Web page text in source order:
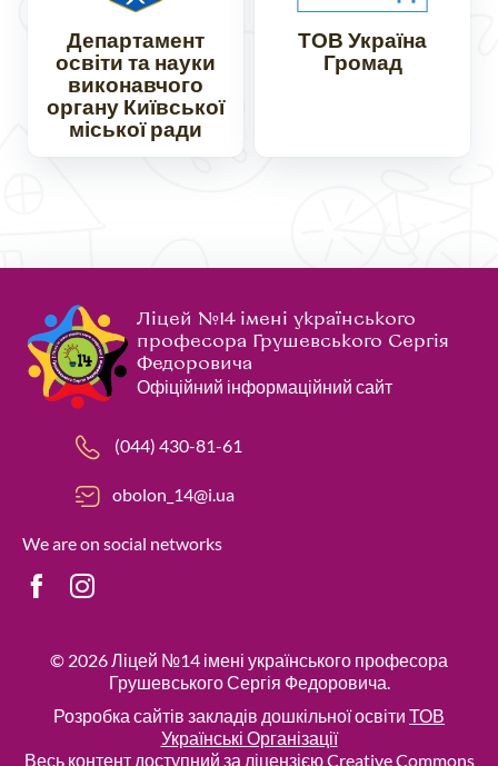
Департамент
освіти та науки
виконавчого
органу Київської
міської ради
ТОВ Україна
Громад
Ліцей №14 імені українського
професора Грушевського Сергія
Федоровича
Офіційний інформаційний сайт
(044) 430-81-61
obolon_14@i.ua
We are on social networks
© 2026Ліцей №14 імені українського професора
Грушевського Сергія Федоровича.
Розробка сайтів закладів дошкільної освіти ТОВ
Українські Організації
Весь контент доступний за ліцензією Creative Commons